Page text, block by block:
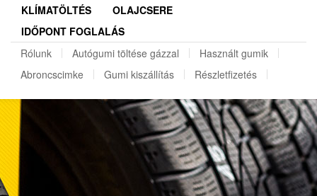
REGISZTRÁCIÓ
KLÍMATÖLTÉS
OLAJCSERE
IDŐPONT FOGLALÁS
Rólunk
Autógumi töltése gázzal
Használt gumik
Abroncscimke
Gumi kiszállítás Részletfizetés